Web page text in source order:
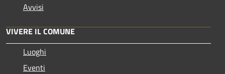
Avvisi
VIVERE IL COMUNE
Luoghi
Eventi